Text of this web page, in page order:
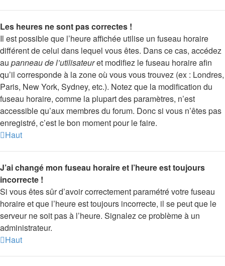
Les heures ne sont pas correctes !
Il est possible que l’heure affichée utilise un fuseau horaire
différent de celui dans lequel vous êtes. Dans ce cas, accédez
au panneau de l’utilisateuret modifiez le fuseau horaire afin
qu’il corresponde à la zone où vous vous trouvez (ex : Londres,
Paris, New York, Sydney, etc.). Notez que la modification du
fuseau horaire, comme la plupart des paramètres, n’est
accessible qu’aux membres du forum. Donc si vous n’êtes pas
enregistré, c’est le bon moment pour le faire.
Haut
J’ai changé mon fuseau horaire et l’heure est toujours
incorrecte !
Si vous êtes sûr d’avoir correctement paramétré votre fuseau
horaire et que l’heure est toujours incorrecte, il se peut que le
serveur ne soit pas à l’heure. Signalez ce problème à un
administrateur.
Haut